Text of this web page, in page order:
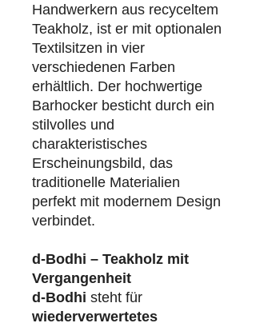
Handwerkern aus recyceltem
Teakholz, ist er mit optionalen
Textilsitzen in vier
verschiedenen Farben
erhältlich. Der hochwertige
Barhocker besticht durch ein
stilvolles und
charakteristisches
Erscheinungsbild, das
traditionelle Materialien
perfekt mit modernem Design
verbindet.
d-Bodhi – Teakholz mit
Vergangenheit
d-Bodhi steht für
wiederverwertetes